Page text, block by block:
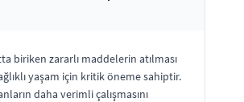
biriken zararlı maddelerin atılması
yaşam için kritik öneme sahiptir.
daha verimli çalışmasını